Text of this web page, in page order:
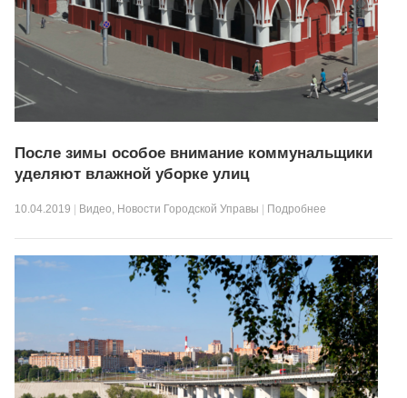
После зимы особое внимание коммунальщики
уделяют влажной уборке улиц
10.04.2019 Видео, Новости Городской Управы Подробнее